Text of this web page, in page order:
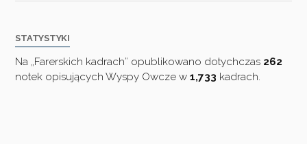
STATYSTYKI
Na „Farerskich kadrach” opublikowano dotychczas 262
notek opisujących Wyspy Owcze w1,733 kadrach.